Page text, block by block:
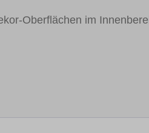
Oberflächen im